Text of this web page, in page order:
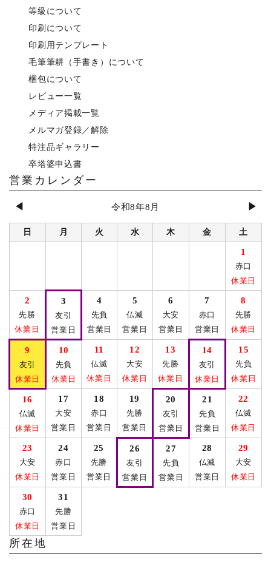
等級について
印刷について
印刷用テンプレート
毛筆筆耕（手書き）について
梱包について
レビュー一覧
メディア掲載一覧
メルマガ登録／解除
特注品ギャラリー
卒塔婆申込書
営業カレンダー
◀ 令和8年8月 ▶
日 月 火 水 木 金 土
1
赤口
休業日
2
先勝
休業日
3
友引
営業日
4
先負
営業日
5
仏滅
営業日
6
大安
営業日
7
赤口
営業日
8
先勝
休業日
9
友引
休業日
10
先負
休業日
11
仏滅
休業日
12
大安
休業日
13
先勝
休業日
14
友引
休業日
15
先負
休業日
16
仏滅
休業日
17
大安
営業日
18
赤口
営業日
19
先勝
営業日
20
友引
営業日
21
先負
営業日
22
仏滅
休業日
23
大安
休業日
24
赤口
営業日
25
先勝
営業日
26
友引
営業日
27
先負
営業日
28
仏滅
営業日
29
大安
休業日
30
赤口
休業日
31
先勝
営業日
所在地